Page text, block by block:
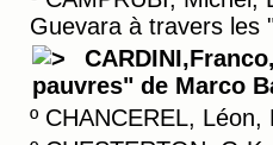
Guevara à travers les
pauvres" de Marco
º CHANCEREL, Léon,